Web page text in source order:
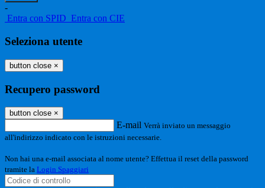
-
Entra con SPID Entra con CIE
Seleziona utente
button close ×
Recupero password
button close ×
E-mail Verrà inviato un messaggio
all'indirizzo indicato con le istruzioni necessarie.
Non hai una e-mail associata al nome utente? Effettua il reset della password
tramite la Login Spaggiari